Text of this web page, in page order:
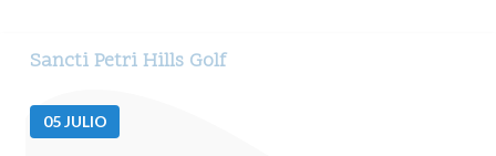
Sancti Petri Hills Golf
05JULIO